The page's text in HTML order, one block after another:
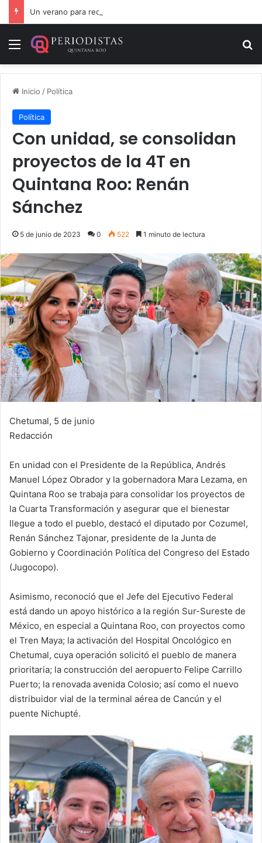
Menú
Inicio / Política
Política
Con unidad, se consolidan
proyectos de la 4T en
Quintana Roo: Renán
Sánchez
5 de junio de 2023 0 522 1 minuto de lectura
Chetumal, 5 de junio
Redacción
En unidad con el Presidente de la República, Andrés
Manuel López Obrador y la gobernadora Mara Lezama, en
Quintana Roo se trabaja para consolidar los proyectos de
la Cuarta Transformación y asegurar que el bienestar
llegue a todo el pueblo, destacó el diputado por Cozumel,
Renán Sánchez Tajonar, presidente de la Junta de
Gobierno y Coordinación Política del Congreso del Estado
(Jugocopo).
Asimismo, reconoció que el Jefe del Ejecutivo Federal
está dando un apoyo histórico a la región Sur-Sureste de
México, en especial a Quintana Roo, con proyectos como
el Tren Maya; la activación del Hospital Oncológico en
Chetumal, cuya operación solicitó el pueblo de manera
prioritaria; la construcción del aeropuerto Felipe Carrillo
Puerto; la renovada avenida Colosio; así como el nuevo
distribuidor vial de la terminal aérea de Cancún y el
puente Nichupté.